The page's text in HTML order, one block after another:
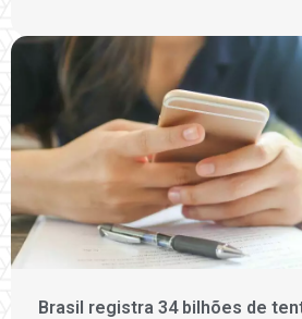
Brasil registra 34 bilhões de